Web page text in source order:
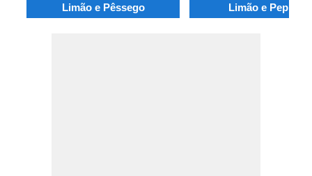
Limão e Pêssego Limão e Pepino